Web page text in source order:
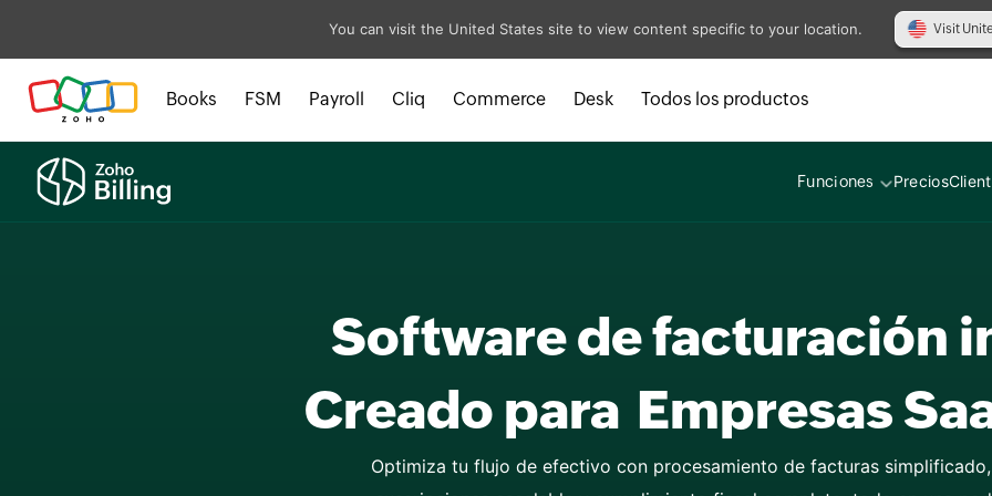
You can visit the United States site to view content specific to your location. Visit
Books FSM Payroll Cliq Commerce Desk Todos los productos
Funciones Precios
Software de facturación
agencias de
Empresas
servicios de
Empresas
cada modelo
Optimiza tu flujo de efectivo con procesamiento de facturas